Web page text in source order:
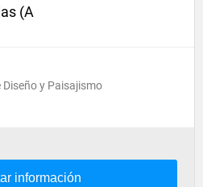
(A
Diseño y Paisajismo
información